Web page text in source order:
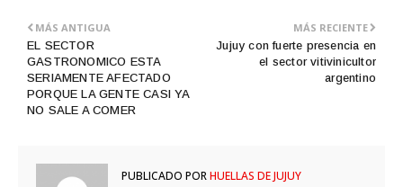
MÁS RECIENTE
Jujuy con fuerte presencia en
el sector vitivinicultor
argentino
MÁS ANTIGUA
EL SECTOR
GASTRONOMICO ESTA
SERIAMENTE AFECTADO
PORQUE LA GENTE CASI YA
NO SALE A COMER
PUBLICADO PORHUELLAS DE JUJUY